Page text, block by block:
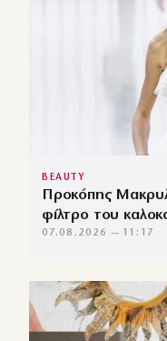
BEAUTY
Προκόπης
φίλτρο του
07.08.2026 — 11:17